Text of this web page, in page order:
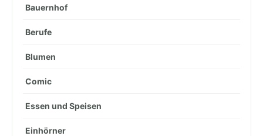
Bauernhof
Berufe
Blumen
Comic
Essen und Speisen
Einhörner